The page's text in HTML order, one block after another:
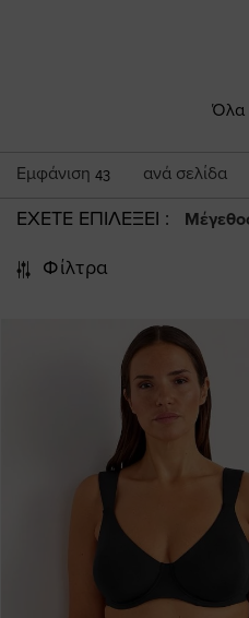
Όλα
Εμφάνιση 43 ανά σελίδα
ΕΧΕΤΕ ΕΠΙΛΕΞΕΙ
Φίλτρα